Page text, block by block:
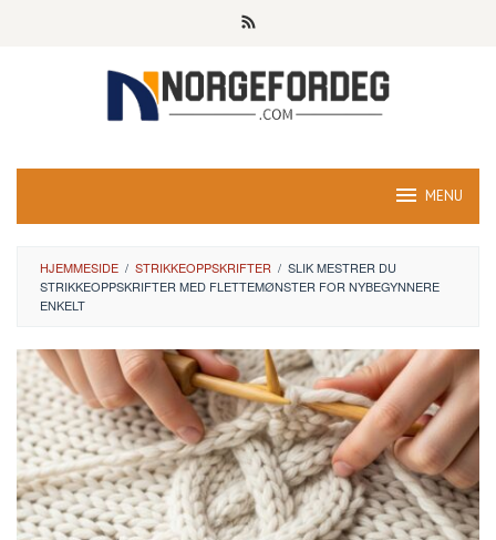
MENU
HJEMMESIDE / STRIKKEOPPSKRIFTER / SLIK MESTRER DU
STRIKKEOPPSKRIFTER MED FLETTEMØNSTER FOR NYBEGYNNERE
ENKELT